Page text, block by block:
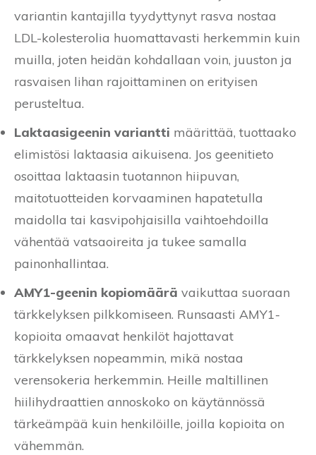
variantin kantajilla tyydyttynyt rasva nostaa
LDL-kolesterolia huomattavasti herkemmin kuin
muilla, joten heidän kohdallaan voin, juuston ja
rasvaisen lihan rajoittaminen on erityisen
perusteltua.
Laktaasigeenin variantti määrittää, tuottaako
elimistösi laktaasia aikuisena. Jos geenitieto
osoittaa laktaasin tuotannon hiipuvan,
maitotuotteiden korvaaminen hapatetulla
maidolla tai kasvipohjaisilla vaihtoehdoilla
vähentää vatsaoireita ja tukee samalla
painonhallintaa.
AMY1-geenin kopiomäärä vaikuttaa suoraan
tärkkelyksen pilkkomiseen. Runsaasti AMY1-
kopioita omaavat henkilöt hajottavat
tärkkelyksen nopeammin, mikä nostaa
verensokeria herkemmin. Heille maltillinen
hiilihydraattien annoskoko on käytännössä
tärkeämpää kuin henkilöille, joilla kopioita on
vähemmän.